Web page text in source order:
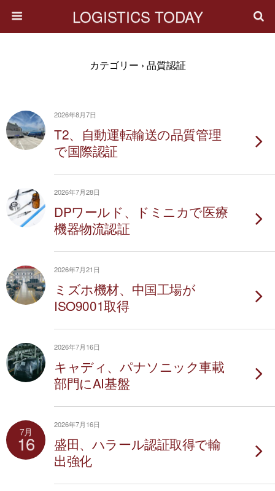
LOGISTICS TODAY
カテゴリー › 品質認証
2026年8月7日
T2、自動運転輸送の品質管理
で国際認証
2026年7月28日
DPワールド、ドミニカで医療
機器物流認証
2026年7月21日
ミズホ機材、中国工場が
ISO9001取得
2026年7月16日
キャディ、パナソニック車載
部門にAI基盤
7月
16
2026年7月16日
盛田、ハラール認証取得で輸
出強化